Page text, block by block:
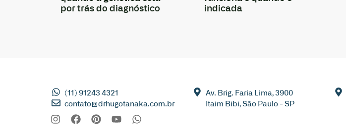
por trás do diagnóstico
indicada
Av. Brig. Faria Lima, 3900
Itaim Bibi, São Paulo - SP
(11) 91243 4321
contato@drhugotanaka.com.br